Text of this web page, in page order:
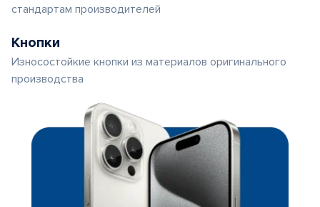
стандартам производителей
Кнопки
Износостойкие кнопки из материалов оригинального
производства